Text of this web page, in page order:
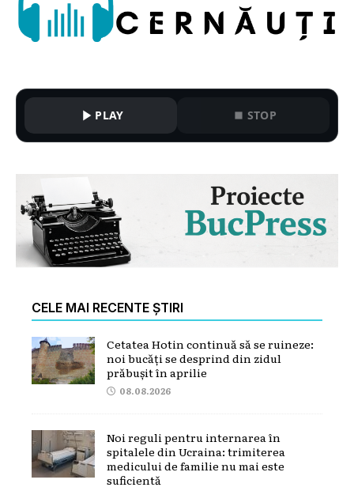
PLAY STOP
CELE MAI RECENTE ȘTIRI
Cetatea Hotin continuă să se ruineze:
noi bucăți se desprind din zidul
prăbușit în aprilie
08.08.2026
Noi reguli pentru internarea în
spitalele din Ucraina: trimiterea
medicului de familie nu mai este
suficientă